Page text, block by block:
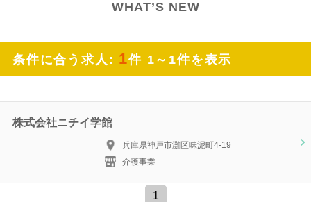
WHAT’S NEW
条件に合う求人: 1件 1～1件を表示
株式会社ニチイ学館
兵庫県神戸市灘区味泥町4-19
介護事業
1